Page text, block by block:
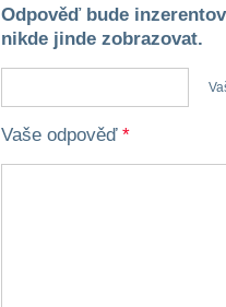
Odpověď bude
nikde jinde zobrazovat.
Vaše odpověď *